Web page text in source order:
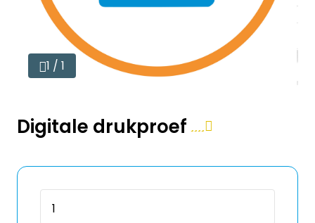
1 / 1
Digitale drukproef